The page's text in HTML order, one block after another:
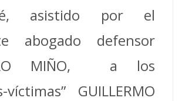
asistido por el
abogado defensor
MIÑO, a los
víctimas” GUILLERMO